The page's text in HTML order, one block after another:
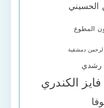
المطوع
دمشقية
رشدي
فايز الكندري